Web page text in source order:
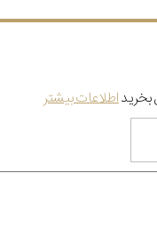
بخریداطلاعات بیشتر